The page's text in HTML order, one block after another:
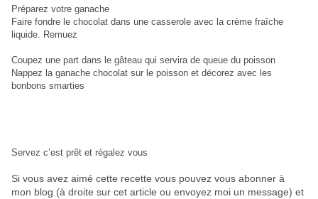
Préparez votre ganache
Faire fondre le chocolat dans une casserole avec la crème fraîche
liquide. Remuez
Coupez une part dans le gâteau qui servira de queue du poisson
Nappez la ganache chocolat sur le poisson et décorez avec les
bonbons smarties
Servez c’est prêt et régalez vous
Si vous avez aimé cette recette vous pouvez vous abonner à
mon blog (à droite sur cet article ou envoyez moi un message) et